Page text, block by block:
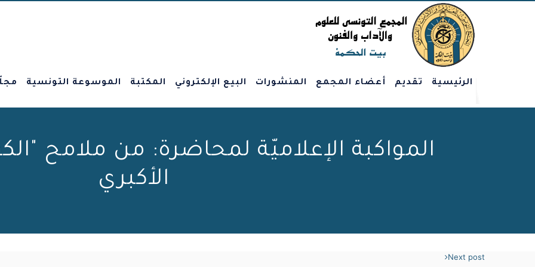
الرئيسية تقديم أعضاء المجمع المنشورات البيع الإلكتروني المكتبة الموسوعة التونسية
المواكبة الإعلاميّة لمحاضرة: من ملامح
الأكبري
Next post